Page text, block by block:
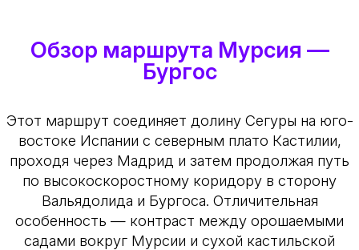
Обзор маршрута Мурсия —
Бургос
Этот маршрут соединяет долину Сегуры на юго-
востоке Испании с северным плато Кастилии,
проходя через Мадрид и затем продолжая путь
по высокоскоростному коридору в сторону
Вальядолида и Бургоса. Отличительная
особенность — контраст между орошаемыми
садами вокруг Мурсии и сухой кастильской